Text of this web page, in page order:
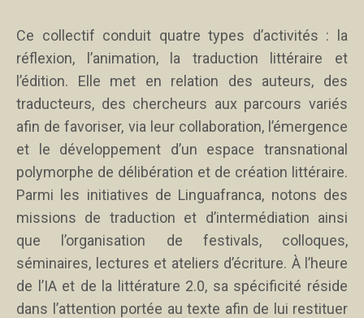
Ce collectif conduit quatre types d’activités : la
réflexion, l’animation, la traduction littéraire et
l’édition. Elle met en relation des auteurs, des
traducteurs, des chercheurs aux parcours variés
afin de favoriser, via leur collaboration, l’émergence
et le développement d’un espace transnational
polymorphe de délibération et de création littéraire.
Parmi les initiatives de Linguafranca, notons des
missions de traduction et d’intermédiation ainsi
que l’organisation de festivals, colloques,
séminaires, lectures et ateliers d’écriture. À l’heure
de l’IA et de la littérature 2.0, sa spécificité réside
dans l’attention portée au texte afin de lui restituer